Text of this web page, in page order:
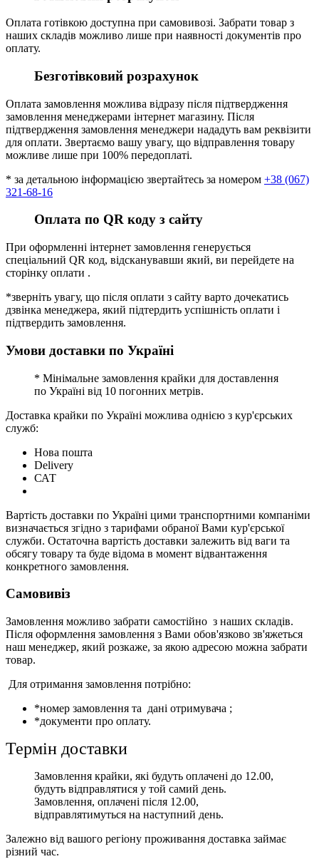
Оплата готівкою доступна при самовивозі. Забрати товар з
наших складів можливо лише при наявності документів про
оплату.
Безготівковий розрахунок
Оплата замовлення можлива відразу після підтвердження
замовлення менеджерами інтернет магазину. Після
підтвердження замовлення менеджери нададуть вам реквізити
для оплати. Звертаємо вашу увагу, що відправлення товару
можливе лише при 100% передоплаті.
* за детальною інформацією звертайтесь за номером +38 (067)
321-68-16
Оплата по QR коду з сайту
При оформленні інтернет замовлення генерується
спеціальний QR код, відсканувавши який, ви перейдете на
сторінку оплати .
*зверніть увагу, що після оплати з сайту варто дочекатись
дзвінка менеджера, який підтердить успішність оплати і
підтвердить замовлення.
Умови доставки по Україні
* Мінімальне замовлення крайки для доставлення
по Україні від 10 погонних метрів.
Доставка крайки по Україні можлива однією з кур'єрських
служб:
Нова пошта
Delivery
САТ
Вартість доставки по Україні цими транспортними компаніми
визначається згідно з тарифами обраної Вами кур'єрської
служби. Остаточна вартість доставки залежить від ваги та
обсягу товару та буде відома в момент відвантаження
конкретного замовлення.
Самовивіз
Замовлення можливо забрати самостійно з наших складів.
Після оформлення замовлення з Вами обов'язково зв'яжеться
наш менеджер, який розкаже, за якою адресою можна забрати
товар.
Для отримання замовлення потрібно:
*номер замовлення та дані отримувача ;
*документи про оплату.
Термін доставки
Замовлення крайки, які будуть оплачені до 12.00,
будуть відправлятися у той самий день.
Замовлення, оплачені після 12.00,
відправлятимуться на наступний день.
Залежно від вашого регіону проживання доставка займає
різний час.